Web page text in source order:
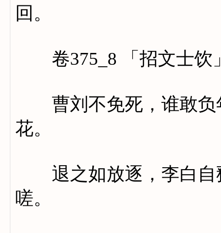
回。
卷375_8 「招文士饮
曹刘不免死，谁敢负
花。
退之如放逐，李白自
嗟。